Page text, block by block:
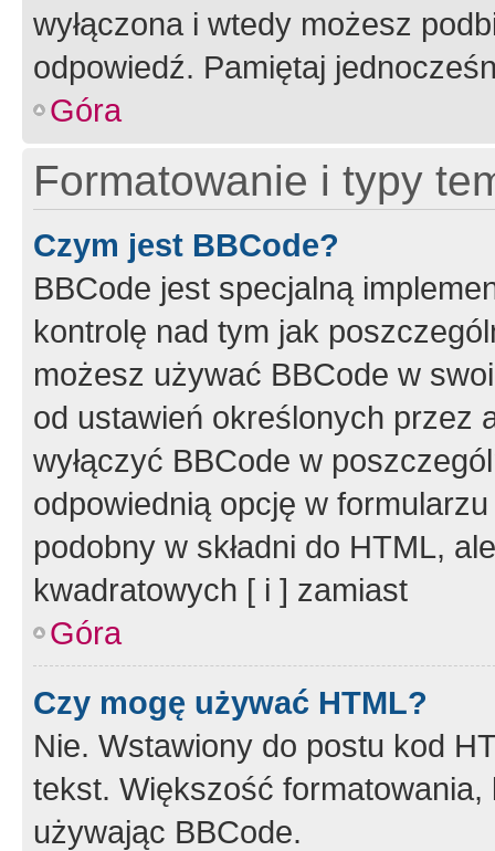
wyłączona i wtedy możesz
odpowiedź. Pamiętaj
Góra
Formatowanie i typy
Czym jest BBCode?
BBCode jest specjalną
kontrolę nad tym jak
możesz używać BBCode w
od ustawień określonych przez
wyłączyć BBCode w
odpowiednią opcję w
podobny w składni do HTML,
kwadratowych [ i ] zamiast
Góra
Czy mogę używać HTML?
Nie. Wstawiony do postu kod
tekst. Większość
używając BBCode.